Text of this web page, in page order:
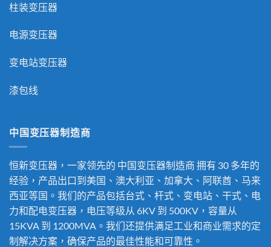
柱装变压器
电源变压器
变电站变压器
漆包线
中国变压器制造商
恒新变压器，一家领先的 中国变压器制造商 拥有 30 多年的
经验，产品出口到美国、澳大利亚、加拿大、阿联酋、马来
西亚等国。我们的产品包括台式、杆式、变电站、干式、电
力和配电变压器，电压等级从 6KV 到 500KV，容量从
15KVA 到 1200MVA。我们还提供满足工业和商业需求的定
制解决方案，确保产品的最佳性能和可靠性。